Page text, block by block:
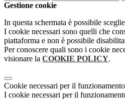
Gestione cookie
In questa schermata è possibile
I cookie necessari sono quelli che
piattaforma e non è possibile
Per conoscere quali sono i cookie
visionare la COOKIE POLICY.
Cookie necessari per il funzionamento
I cookie necessari per il